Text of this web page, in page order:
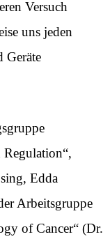
Versuch
uns jeden
Geräte
Regulation“,
Edda
Arbeitsgruppe
of Cancer“ (Dr.